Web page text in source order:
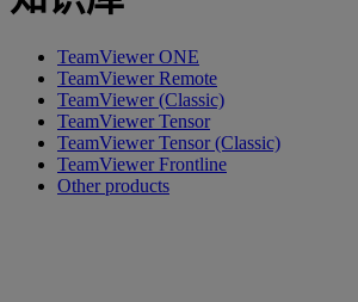
TeamViewer ONE
TeamViewer Remote
TeamViewer (Classic)
TeamViewer Tensor
TeamViewer Tensor (Classic)
TeamViewer Frontline
Other products